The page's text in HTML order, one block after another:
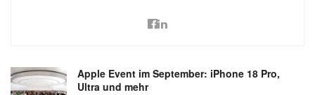
Apple Event im September: iPhone 18 Pro,
Ultra und mehr